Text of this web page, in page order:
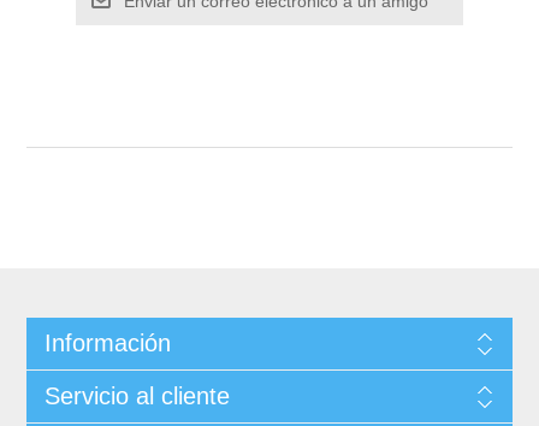
Información
Servicio al cliente